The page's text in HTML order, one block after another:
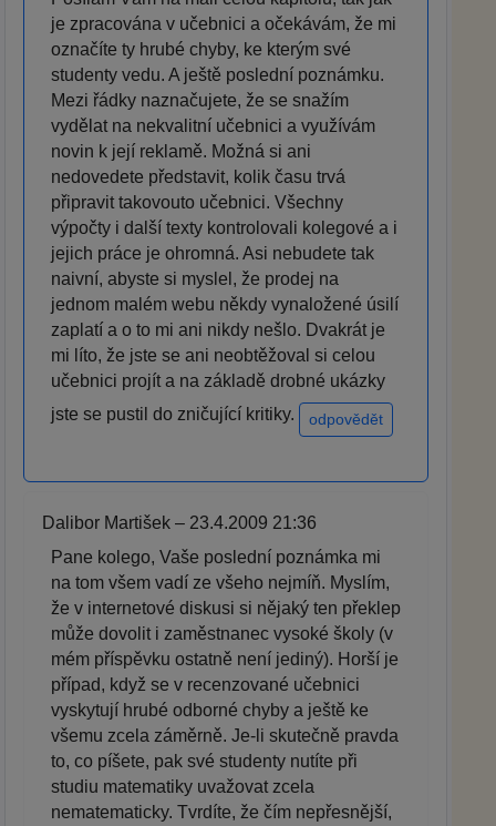
je zpracována v učebnici a očekávám, že mi
označíte ty hrubé chyby, ke kterým své
studenty vedu. A ještě poslední poznámku.
Mezi řádky naznačujete, že se snažím
vydělat na nekvalitní učebnici a využívám
novin k její reklamě. Možná si ani
nedovedete představit, kolik času trvá
připravit takovouto učebnici. Všechny
výpočty i další texty kontrolovali kolegové a i
jejich práce je ohromná. Asi nebudete tak
naivní, abyste si myslel, že prodej na
jednom malém webu někdy vynaložené úsilí
zaplatí a o to mi ani nikdy nešlo. Dvakrát je
mi líto, že jste se ani neobtěžoval si celou
učebnici projít a na základě drobné ukázky
jste se pustil do zničující kritiky.
odpovědět
Dalibor Martišek – 23.4.2009 21:36
Pane kolego, Vaše poslední poznámka mi
na tom všem vadí ze všeho nejmíň. Myslím,
že v internetové diskusi si nějaký ten překlep
může dovolit i zaměstnanec vysoké školy (v
mém příspěvku ostatně není jediný). Horší je
případ, když se v recenzované učebnici
vyskytují hrubé odborné chyby a ještě ke
všemu zcela záměrně. Je-li skutečně pravda
to, co píšete, pak své studenty nutíte při
studiu matematiky uvažovat zcela
nematematicky. Tvrdíte, že čím nepřesnější,